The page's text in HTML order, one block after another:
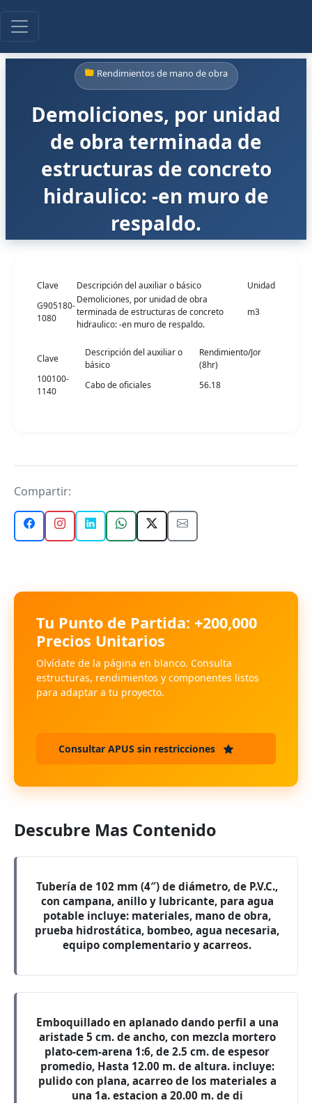
Rendimientos de mano de obra
Demoliciones, por unidad
de obra terminada de
estructuras de concreto
hidraulico: -en muro de
respaldo.
Clave Descripción del auxiliar o básico
Unidad
G905180-
1080
Demoliciones, por unidad de obra
terminada de estructuras de concreto
hidraulico: -en muro de respaldo.
m3
Clave
Descripción del auxiliar o
básico
Rendimiento/Jor
(8hr)
100100-
1140
Cabo de oficiales 56.18
Compartir:
Tu Punto de Partida: +200,000
Precios Unitarios
Olvídate de la página en blanco. Consulta
estructuras, rendimientos y componentes listos
para adaptar a tu proyecto.
Consultar APUS sin restricciones
Descubre Mas Contenido
Tubería de 102 mm (4″) de diámetro, de P.V.C.,
con campana, anillo y lubricante, para agua
potable incluye: materiales, mano de obra,
prueba hidrostática, bombeo, agua necesaria,
equipo complementario y acarreos.
Emboquillado en aplanado dando perfil a una
aristade 5 cm. de ancho, con mezcla mortero
plato-cem-arena 1:6, de 2.5 cm. de espesor
promedio, Hasta 12.00 m. de altura. incluye:
pulido con plana, acarreo de los materiales a
una 1a. estacion a 20.00 m. de di